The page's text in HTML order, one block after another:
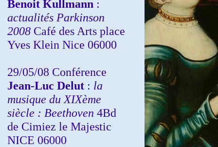
Benoit Kullmann :
actualités Parkinson
2008 Café des Arts place
Yves Klein Nice 06000
29/05/08 Conférence
Jean-Luc Delut : la
musique du XIXème
siècle : Beethoven 4Bd
de Cimiez le Majestic
NICE 06000